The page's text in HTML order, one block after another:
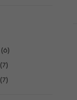
(6)
(7)
(7)